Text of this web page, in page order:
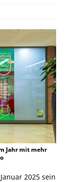
Jahr mit mehr
2025 sein